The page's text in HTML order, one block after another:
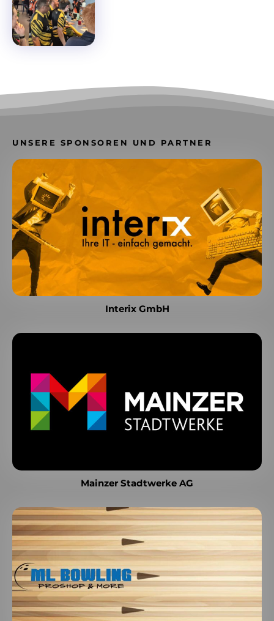
UNSERE SPONSOREN UND PARTNER
Interix GmbH
Mainzer Stadtwerke AG